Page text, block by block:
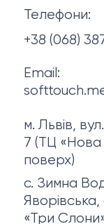
Телефони:
+38 (068)
Email:
м. Львів,
7 (ТЦ «Нова
поверх)
с. Зимна
«Три